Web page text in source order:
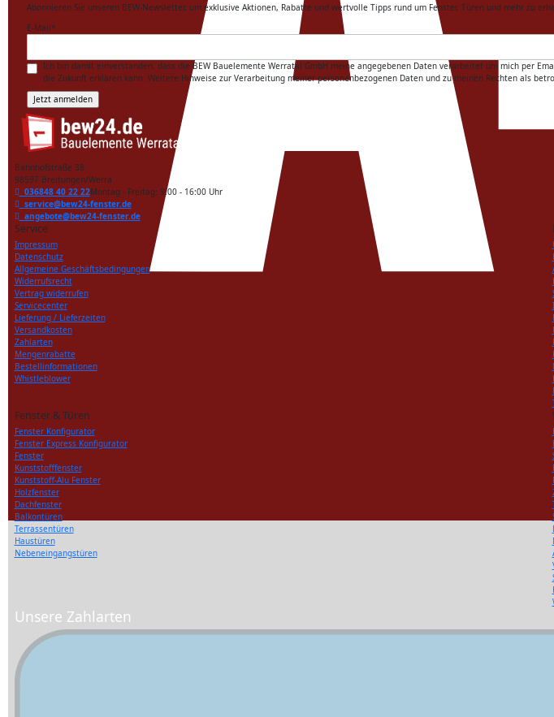
Abonnieren Sie unseren BEW-Newsletter, um exklusive Aktionen, Rabatte und wertvolle Tipps rund um Fenster, Türen und mehr zu
E-Mail*
Ich bin damit einverstanden, dass die BEW Bauelemente Werratal GmbH meine angegebenen Daten verarbeitet um mich per
die Zukunft erklären kann. Weitere Hinweise zur Verarbeitung meiner personenbezogenen Daten und zu meinen Rechten als
Bahnhofstraße 38
98597 Breitungen/Werra
036848 40 22 22Montag - Freitag: 9:00 - 16:00 Uhr
service@bew24-fenster.de
angebote@bew24-fenster.de
Service
Impressum
Datenschutz
Allgemeine Geschäftsbedingungen
Widerrufsrecht
Vertrag widerrufen
Servicecenter
Lieferung / Lieferzeiten
Versandkosten
Zahlarten
Mengenrabatte
Bestellinformationen
Whistleblower
Fenster & Türen
Fenster Konfigurator
Fenster Express Konfigurator
Fenster
Kunststofffenster
Kunststoff-Alu Fenster
Holzfenster
Dachfenster
Balkontüren
Terrassentüren
Haustüren
Nebeneingangstüren
Unsere Zahlarten